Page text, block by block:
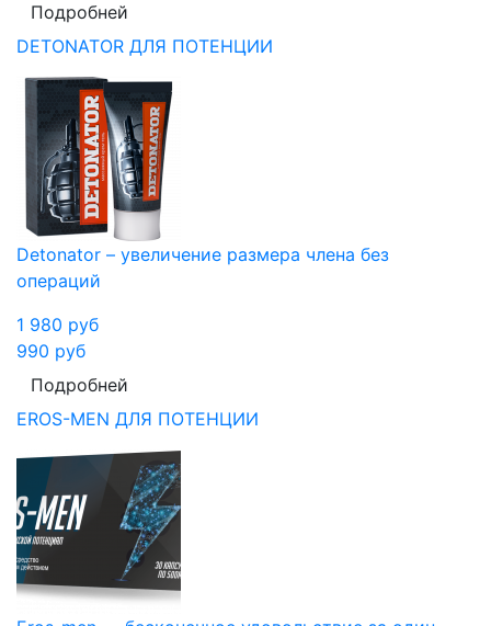
Подробней
DETONATOR ДЛЯ ПОТЕНЦИИ
Detonator – увеличение размера члена без
операций
1 980 руб
990 руб
Подробней
EROS-MEN ДЛЯ ПОТЕНЦИИ